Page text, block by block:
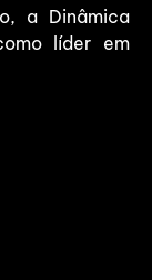
a Dinâmica
líder em